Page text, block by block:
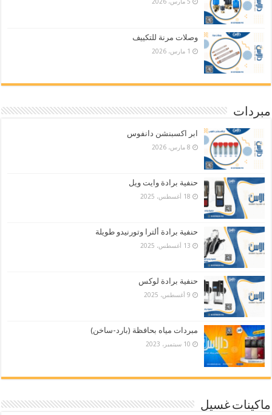
وصلات مرنة للتكييف
1 مارس، 2026
مبردات
ابر اكسبنشن دانفوس
8 مارس، 2026
حنفية برادة وايت ويل
18 أغسطس، 2025
حنفية برادة ألترا وتورنيدو طويلة
13 أغسطس، 2025
حنفية برادة لوكس
9 أغسطس، 2025
مبردات مياه بحافظة (بارد-ساخن)
10 سبتمبر، 2023
ماكينات غسيل